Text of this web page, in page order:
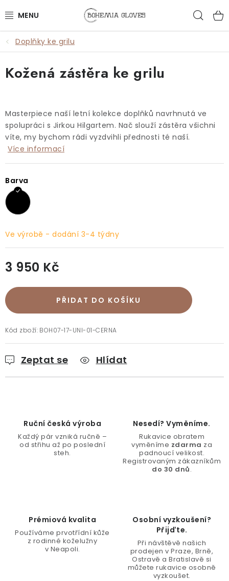
na
ŽENY
MUŽI
🎁 DÁRKY
DÁRKOVÉ POUKAZY
OUTLET
VŠECHNY PRODUKTY
Doprava a platba Vrácení a výměna
O rukavicích
O nás Blog Prodejny
Klub BG
Kontakt
Doplňky ke grilu
Masterpiece naší letní kolekce doplňků navrhnutá ve
spolupráci s Jirkou Hilgartem. Nač slouží zástěra všichni
víte, my bychom rádi vyzdvihli přednosti té naší.
Více informací
Barva
Ve výrobě - dodání 3-4 týdny
3 950 Kč
PŘIDAT DO KOŠÍKU
Kód zboží: BOH07-17-UNI-01-CERNA
Zeptat se Hlídat
Kožená zástěra ke grilu
Ruční česká výroba
Každý pár vzniká ručně –
od střihu až po poslední
steh.
Nesedí? Vyměníme.
Rukavice obratem
vyměníme zdarma za
padnoucí velikost.
Registrovaným zákazníkům
do 30 dnů.
Prémiová kvalita
Používáme prvotřídní kůže
z rodinné koželužny
v Neapoli.
Osobní vyzkoušení?
Přijďte.
Při návštěvě našich
prodejen v Praze, Brně,
Ostravě a Bratislavě si
můžete rukavice osobně
vyzkoušet.